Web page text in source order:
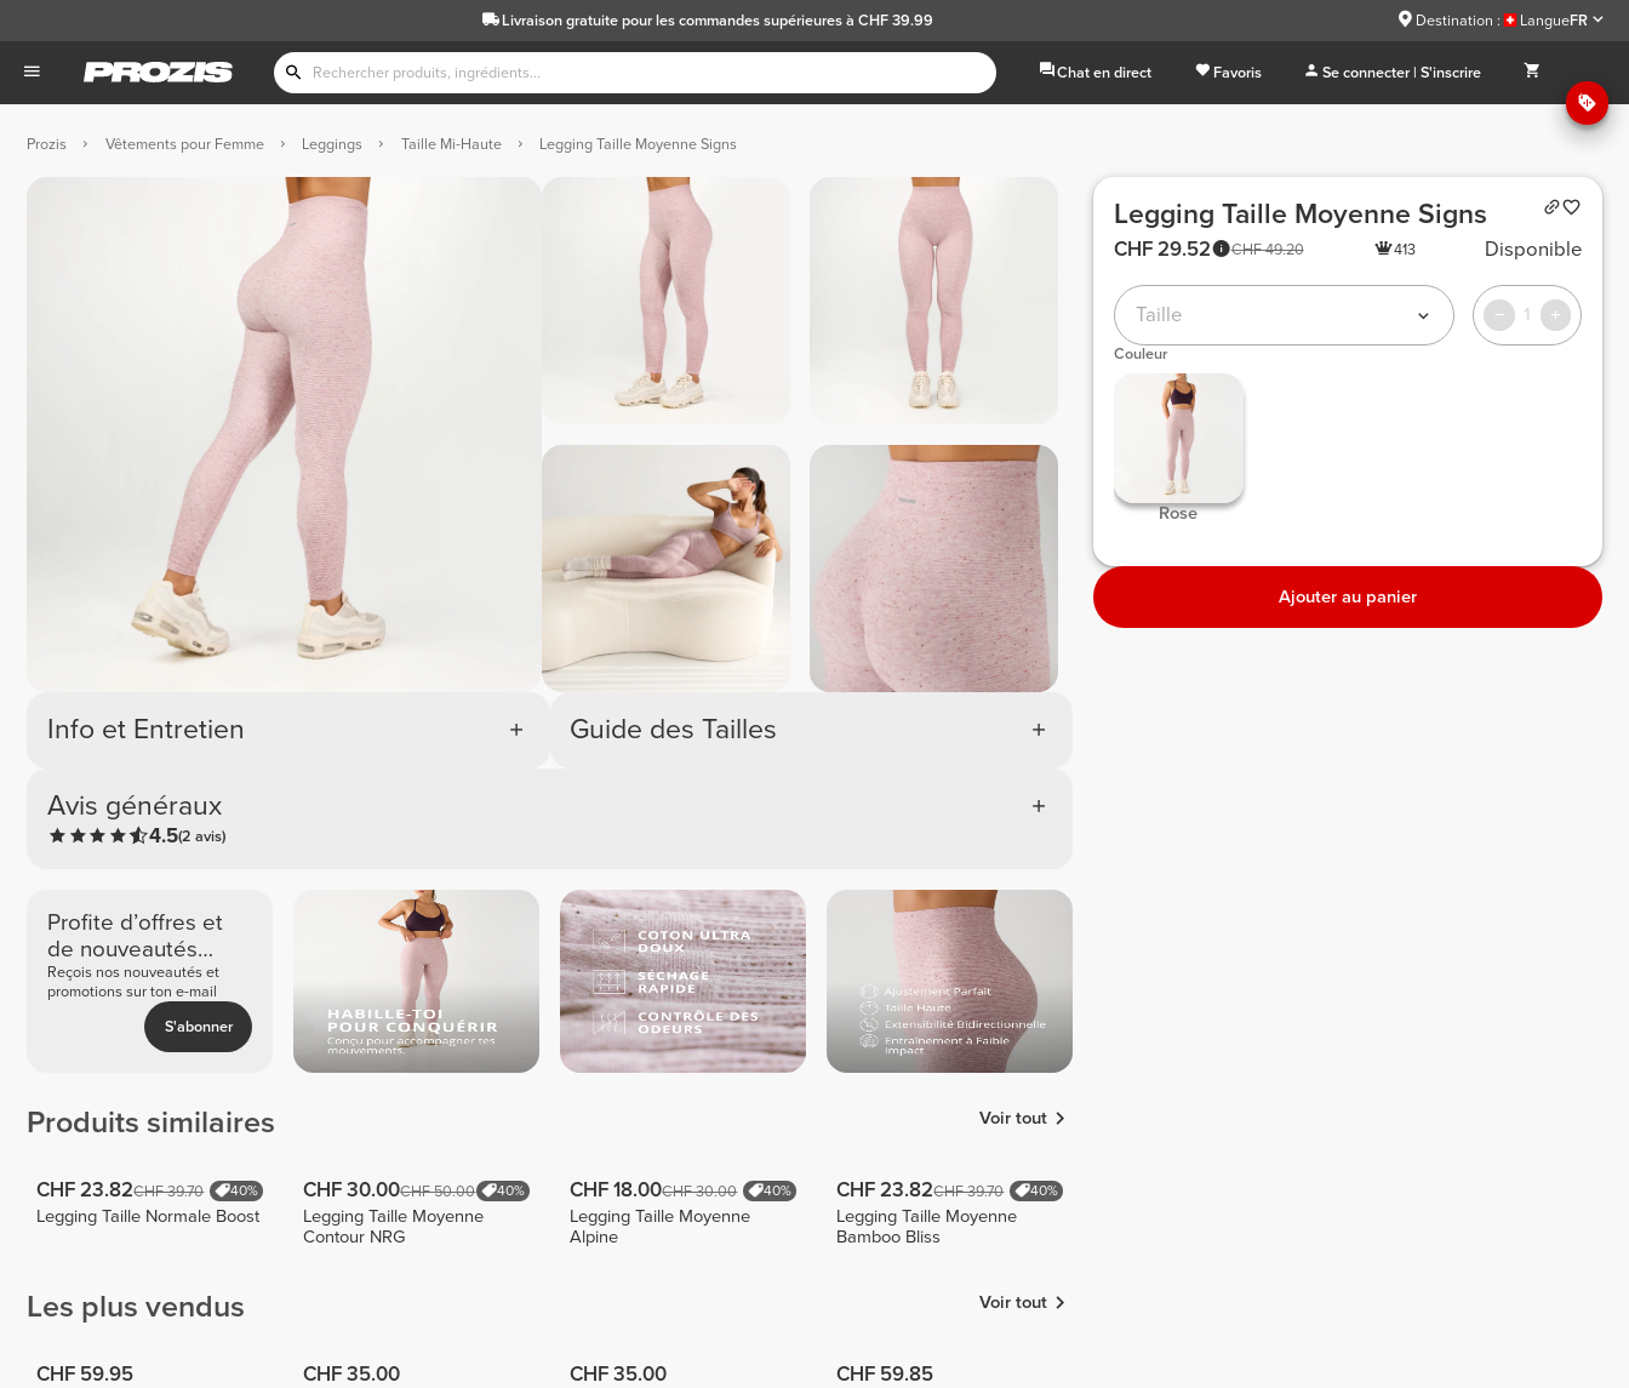
Livraison gratuitepour les commandes supérieures à CHF 39.99 Destination : LangueFR
Chat en direct Favoris Se connecter | S'inscrire
Prozis Vêtements pour Femme Leggings Taille Mi-Haute Legging Taille Moyenne Signs
Info et Entretien
Avis généraux
4.5(2 avis)
Guide des Tailles
Profite d’offres et
de nouveautés
exclusives
Reçois nos nouveautés et
promotions sur ton e-mail
S'abonner
Produits similaires Voir tout
CHF 23.82CHF 39.70 40%
Legging Taille Normale Boost
CHF 30.00CHF 50.00 40%
Legging Taille Moyenne
Contour NRG
CHF 18.00CHF 30.00 40%
Legging Taille Moyenne
Alpine
CHF 23.82CHF 39.70 40%
Legging Taille Moyenne
Bamboo Bliss
Les plus vendus Voir tout
CHF 59.95 CHF 35.00 CHF 35.00 CHF 59.85
Legging Taille Moyenne Signs
CHF 49.20
CHF 29.52 413 Disponible
Taille 1
Couleur
Rose
Ajouter au panier